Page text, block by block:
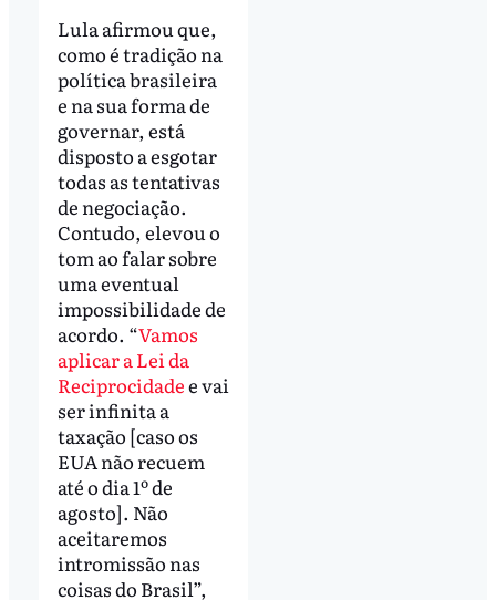
Lula afirmou que,
como é tradição na
política brasileira
e na sua forma de
governar, está
disposto a esgotar
todas as tentativas
de negociação.
Contudo, elevou o
tom ao falar sobre
uma eventual
impossibilidade de
acordo. “Vamos
aplicar a Lei da
Reciprocidadee vai
ser infinita a
taxação [caso os
EUA não recuem
até o dia 1º de
agosto]. Não
aceitaremos
intromissão nas
coisas do Brasil”,